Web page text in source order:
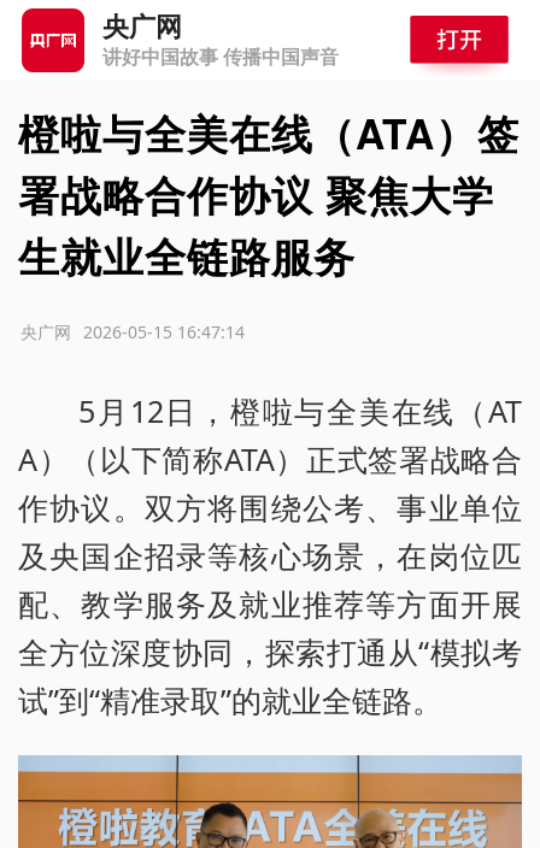
央广网
讲好中国故事 传播中国声音
橙啦与全美在线（ATA）签
署战略合作协议 聚焦大学
生就业全链路服务
2026-05-15 16:47:14
央广网
5月12日，橙啦与全美在线（AT
A）（以下简称ATA）正式签署战略合
作协议。双方将围绕公考、事业单位
及央国企招录等核心场景，在岗位匹
配、教学服务及就业推荐等方面开展
全方位深度协同，探索打通从“模拟考
试”到“精准录取”的就业全链路。